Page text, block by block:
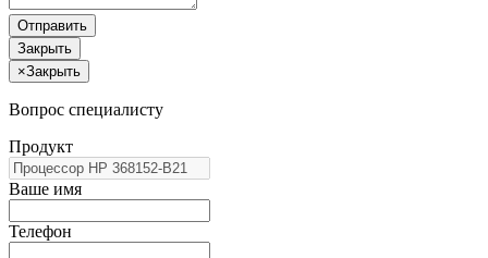
Отправить
Закрыть
×Закрыть
Вопрос специалисту
Продукт
Ваше имя
Телефон